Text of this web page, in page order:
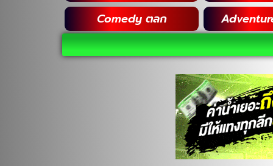
Comedy ตลก